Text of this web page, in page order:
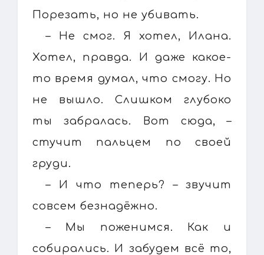
Порезать, но не убивать.
– Не смог. Я хотел, Илана.
Хотел, правда. И даже какое-
то время думал, что смогу. Но
не вышло. Слишком глубоко
ты забралась. Вот сюда, –
стучит пальцем по своей
груди.
– И что теперь? – звучит
совсем безнадёжно.
– Мы поженимся. Как и
собирались. И забудем всё то,